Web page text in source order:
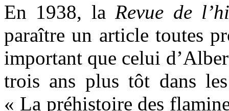
En 1938, laRevue de
paraître un article toutes
important que celui
trois ans plus tôt dans
« La préhistoire des